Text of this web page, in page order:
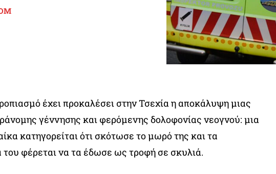
έχει προκαλέσει στην Τσεχία η αποκάλυψη μιας
γέννησης και φερόμενης δολοφονίας νεογνού: μια
κατηγορείται ότι σκότωσε το μωρό της και τα
φέρεται να τα έδωσε ως τροφή σε σκυλιά.